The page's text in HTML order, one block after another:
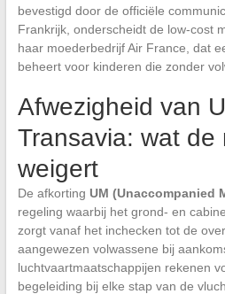
bevestigd door de officiële
Frankrijk, onderscheidt de low-cost
haar moederbedrijf Air France, dat
beheert voor kinderen die zonder
Afwezigheid van
Transavia: wat de
weigert
De afkorting UM (Unaccompanied
regeling waarbij het grond- en
zorgt vanaf het inchecken tot de
aangewezen volwassene bij
luchtvaartmaatschappijen rekenen
begeleiding bij elke stap van de